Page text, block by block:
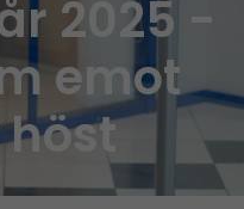
2025 -
emot